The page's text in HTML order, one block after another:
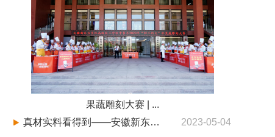
果蔬雕刻大赛 | ...
真材实料看得到——安徽新东方猪肉分档取料
2023-05-04